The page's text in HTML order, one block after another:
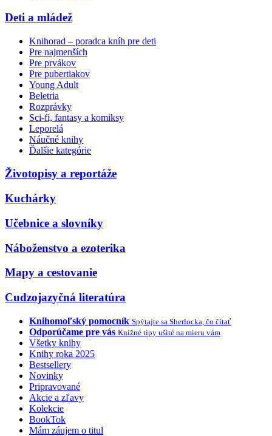
Deti a mládež
Knihorad – poradca kníh pre deti
Pre najmenších
Pre prvákov
Pre pubertiakov
Young Adult
Beletria
Rozprávky
Sci-fi, fantasy a komiksy
Leporelá
Náučné knihy
Ďalšie kategórie
Životopisy a reportáže
Kuchárky
Učebnice a slovníky
Náboženstvo a ezoterika
Mapy a cestovanie
Cudzojazyčná literatúra
Knihomoľský pomocník Spýtajte sa Sherlocka, čo čítať
Odporúčame pre vás Knižné tipy ušité na mieru vám
Všetky knihy
Knihy roka 2025
Bestsellery
Novinky
Pripravované
Akcie a zľavy
Kolekcie
BookTok
Mám záujem o titul